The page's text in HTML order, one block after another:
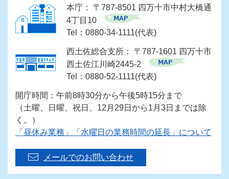
本庁： 〒787-8501 四万十市中村大橋通
4丁目10
Tel：0880-34-1111(代表)
西土佐総合支所： 〒787-1601 四万十市
西土佐江川崎2445-2
Tel：0880-52-1111(代表)
開庁時間：午前8時30分から午後5時15分まで
（土曜、日曜、祝日、12月29日から1月3日までは除
く。）
「昼休み業務」「水曜日の業務時間の延長」について
メールでのお問い合わせ